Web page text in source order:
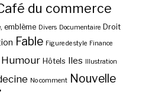
du commerce
emblème Divers Documentaire Droit
Fable Figure de style Finance
Humour Hôtels Iles Illustration
No comment Nouvelle